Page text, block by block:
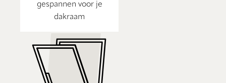
gespannen voor je
dakraam